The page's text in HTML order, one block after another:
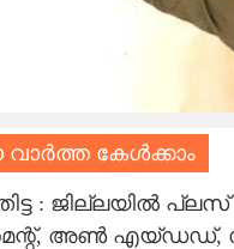
കേൾക്കാം
: ജില്ലയിൽ പ്ലസ്
അൺ എയ്‌ഡഡ്‌,